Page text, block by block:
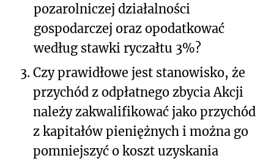
pozarolniczej działalności
gospodarczej oraz opodatkować
według stawki ryczałtu 3%?
3. Czy prawidłowe jest stanowisko, że
przychód z odpłatnego zbycia Akcji
należy zakwalifikować jako przychód
z kapitałów pieniężnych i można go
pomniejszyć o koszt uzyskania